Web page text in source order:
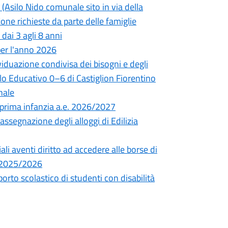
Nido comunale sito in via della
richieste da parte delle famiglie
3 agli 8 anni
l'anno 2026
condivisa dei bisogni e degli
Educativo 0–6 di Castiglion Fiorentino
infanzia a.e. 2026/2027
degli alloggi di Edilizia
aventi diritto ad accedere alle borse di
2026
scolastico di studenti con disabilità